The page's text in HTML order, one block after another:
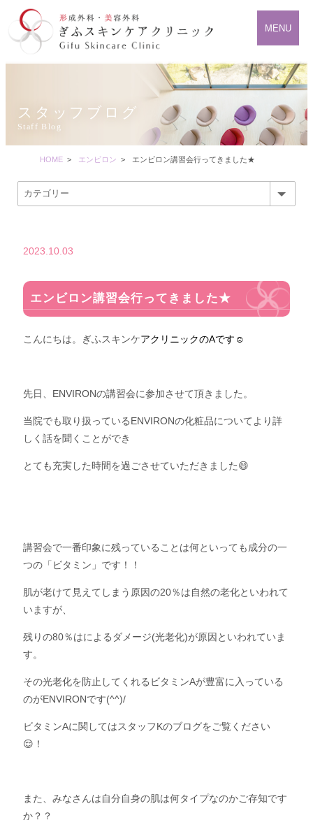
MENU
スタッフブログ
Staff Blog
HOME> エンビロン > エンビロン講習会行ってきました★
2023.10.03
エンビロン講習会行ってきました★
こんにちは。ぎふスキンケアクリニックのAです☺
先日、ENVIRONの講習会に参加させて頂きました。
当院でも取り扱っているENVIRONの化粧品についてより詳
しく話を聞くことができ
とても充実した時間を過ごさせていただきました😄
講習会で一番印象に残っていることは何といっても成分の一
つの「ビタミン」です！！
肌が老けて見えてしまう原因の20％は自然の老化といわれて
いますが、
残りの80％はによるダメージ(光老化)が原因といわれていま
す。
その光老化を防止してくれるビタミンAが豊富に入っている
のがENVIRONです(^^)/
ビタミンAに関してはスタッフKのブログをご覧ください
😌！
また、みなさんは自分自身の肌は何タイプなのかご存知です
か？？